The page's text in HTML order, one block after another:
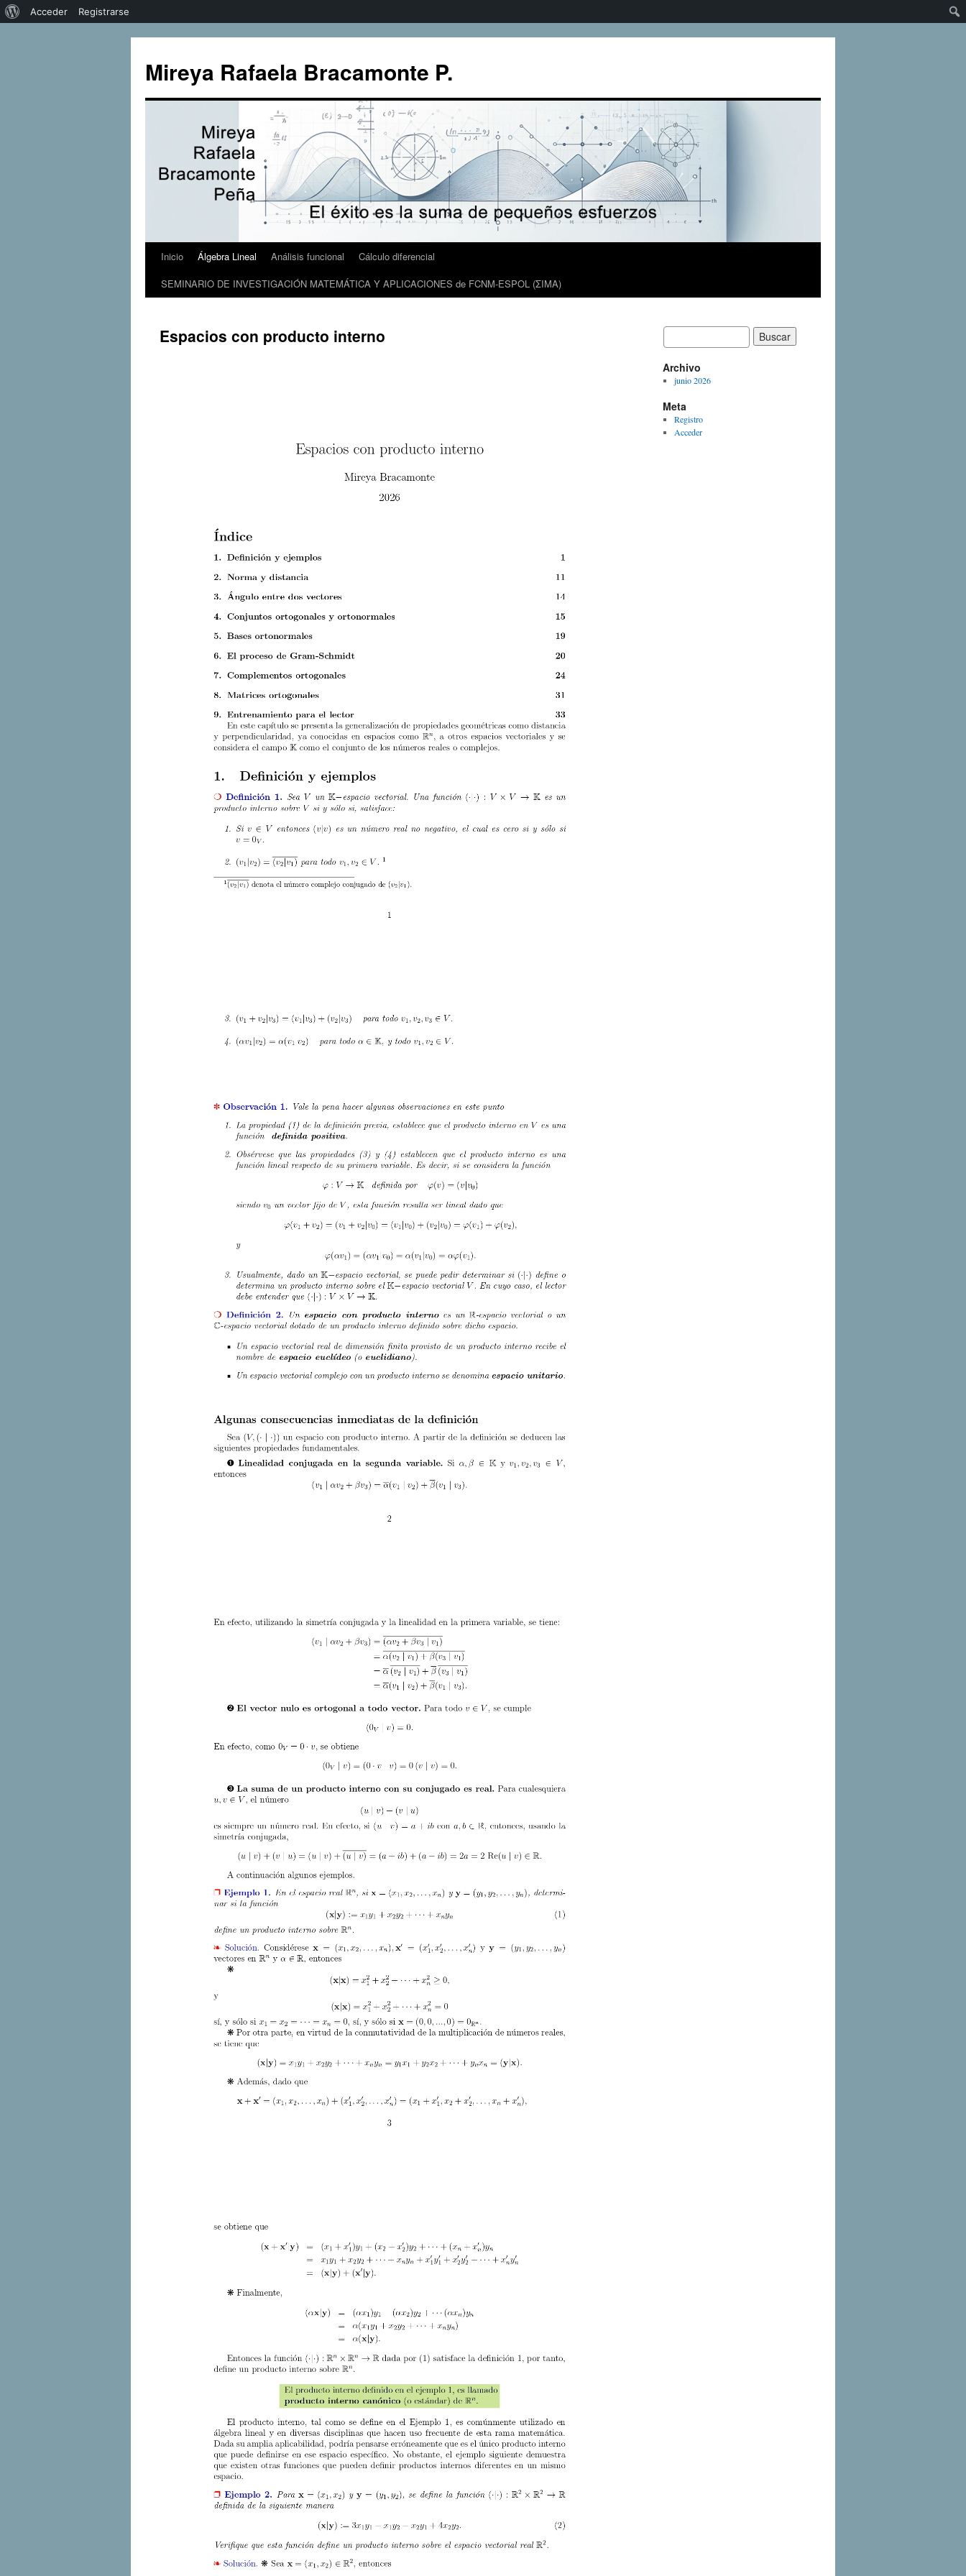
Acerca
Acceder Registrarse
contenido
Mireya Rafaela Bracamonte P.
Inicio Álgebra Lineal Análisis funcional
Cálculo diferencial
SEMINARIO DE INVESTIGACIÓN MATEMÁTICA Y APLICACIONES de FCNM-ESPOL (ΣIMA)
Espacios con producto interno
Archivo
junio 2026
Meta
Registro
Acceder